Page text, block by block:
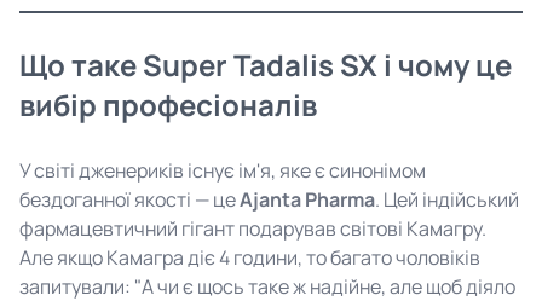
Що таке Super Tadalis SX і чому це
вибір професіоналів
У світі дженериків існує ім'я, яке є синонімом
бездоганної якості — цеAjanta Pharma. Цей індійський
фармацевтичний гігант подарував світові Камагру.
Але якщо Камагра діє 4 години, то багато чоловіків
запитували: "А чи є щось таке ж надійне, але щоб діяло